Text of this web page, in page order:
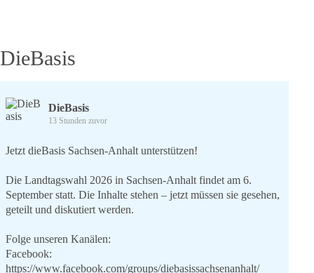
DieBasis
DieBasis
13 Stunden zuvor
Jetzt dieBasis Sachsen-Anhalt unterstützen!
Die Landtagswahl 2026 in Sachsen-Anhalt findet am 6.
September statt. Die Inhalte stehen – jetzt müssen sie gesehen,
geteilt und diskutiert werden.
Folge unseren Kanälen:
Facebook:
https://www.facebook.com/groups/diebasissachsenanhalt/